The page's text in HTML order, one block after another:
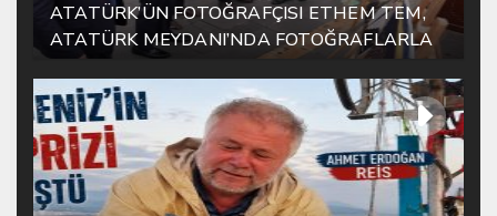
ATATÜRK’ÜN FOTOĞRAFÇISI ETHEM TEM,
ATATÜRK MEYDANI’NDA FOTOĞRAFLARLA
YAŞATILIYOR